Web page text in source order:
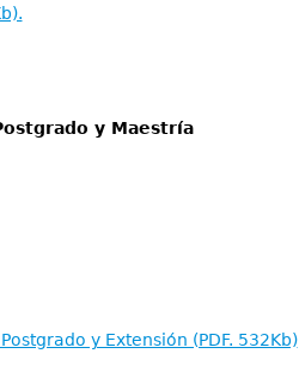
y Maestría
y Extensión (PDF. 532Kb)